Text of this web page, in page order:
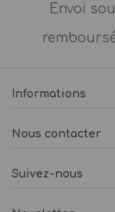
Envoi
Informations
Nous contacter
Suivez-nous